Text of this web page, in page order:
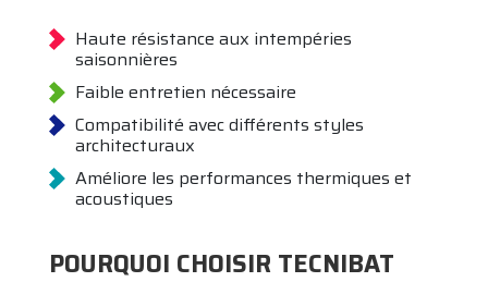
Haute résistance aux intempéries
saisonnières
Faible entretien nécessaire
Compatibilité avec différents styles
architecturaux
Améliore les performances thermiques et
acoustiques
POURQUOI CHOISIR TECNIBAT